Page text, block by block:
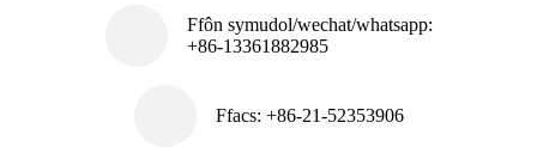
Ffôn symudol/wechat/whatsapp:
+86-13361882985
Ffacs: +86-21-52353906